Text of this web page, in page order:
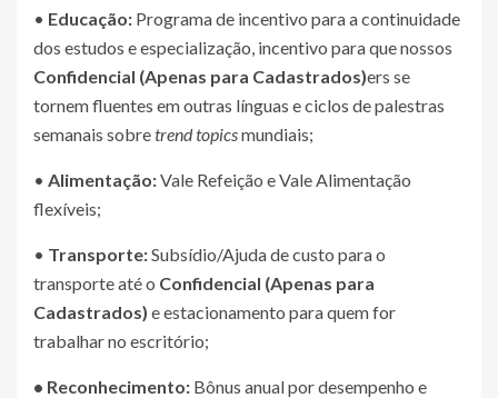
• Educação: Programa de incentivo para a continuidade
dos estudos e especialização, incentivo para que nossos
Confidencial (Apenas para Cadastrados)ers se
tornem fluentes em outras línguas e ciclos de palestras
semanais sobretrend topicsmundiais;
• Alimentação:Vale Refeição e Vale Alimentação
flexíveis;
• Transporte:Subsídio/Ajuda de custo para o
transporte até o Confidencial (Apenas para
Cadastrados) e estacionamento para quem for
trabalhar no escritório;
• Reconhecimento: Bônus anual por desempenho e